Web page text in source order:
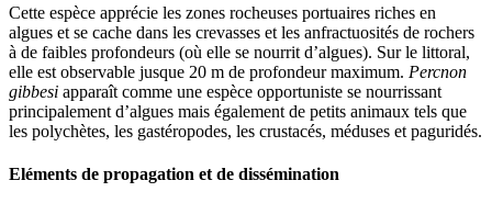
Cette espèce apprécie les zones rocheuses portuaires riches en
algues et se cache dans les crevasses et les anfractuosités de rochers
à de faibles profondeurs (où elle se nourrit d’algues). Sur le littoral,
elle est observable jusque 20 m de profondeur maximum. Percnon
gibbesi apparaît comme une espèce opportuniste se nourrissant
principalement d’algues mais également de petits animaux tels que
les polychètes, les gastéropodes, les crustacés, méduses et paguridés.
Eléments de propagation et de dissémination